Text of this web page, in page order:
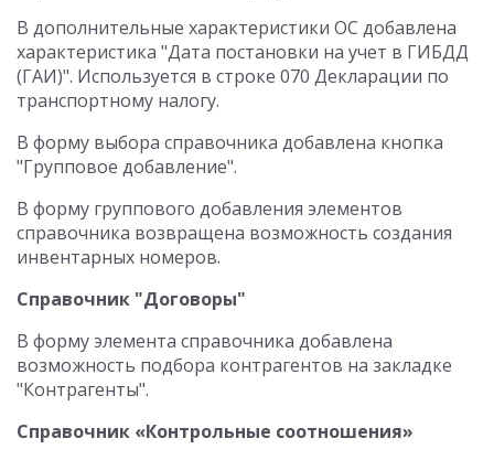
В дополнительные характеристики ОС добавлена
характеристика "Дата постановки на учет в ГИБДД
(ГАИ)". Используется в строке 070 Декларации по
транспортному налогу.
В форму выбора справочника добавлена кнопка
"Групповое добавление".
В форму группового добавления элементов
справочника возвращена возможность создания
инвентарных номеров.
Справочник "Договоры"
В форму элемента справочника добавлена
возможность подбора контрагентов на закладке
"Контрагенты".
Справочник «Контрольные соотношения»